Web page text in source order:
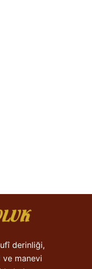
derinliği,
manevi